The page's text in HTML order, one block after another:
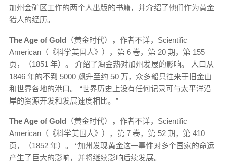
加州金矿区工作的两个人出版的书籍，并介绍了他们作为黄金
猎人的经历。
The Age of Gold （黄金时代），作者不详，Scientific
American（《科学美国人》），第 6 卷，第 20 期，第 155
页，（1851 年）。 介绍了淘金热对加州发展的影响。 人口从
1846 年的不到 5000 飙升至约 50 万，众多船只往来于旧金山
和世界各地的港口。 “世界历史上没有任何记录可与太平洋沿
岸的资源开发和发展速度相比。”
The Age of Gold （黄金时代），作者不详，Scientific
American（《科学美国人》），第 7 卷，第 52 期，第 410
页，（1852 年）。 “加州发现黄金这一事件对多个国家的命运
产生了巨大的影响，并将继续影响后续发展。